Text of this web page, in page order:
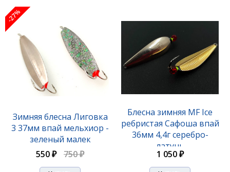
-27%
Зимняя блесна Лиговка
3 37мм впай мельхиор -
зеленый малек
550 ₽
750 ₽
Блесна зимняя MF Ice
ребристая Сафоша впай
36мм 4,4г серебро-
латунь
1 050 ₽